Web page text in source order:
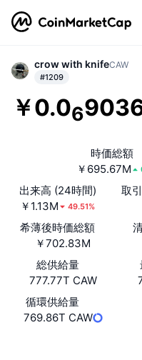
crow with knifeCAW
#1209
￥0.06
時価総額
￥695.67M
出来高 (24時間)
￥1.13M
49.51%
取
希薄後時価総額
￥702.83M
総供給量
777.77T CAW
循環供給量
769.86T CAW